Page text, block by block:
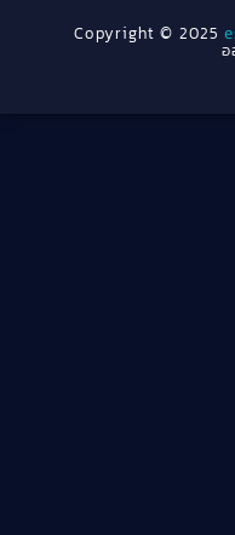
1940
Copyright © 2025
อ